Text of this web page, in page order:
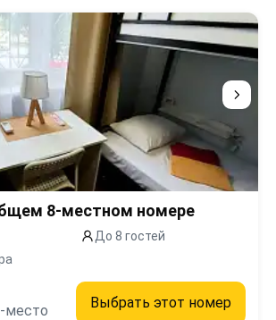
8-местном номере
До 8 гостей
место Выбрать этот номер